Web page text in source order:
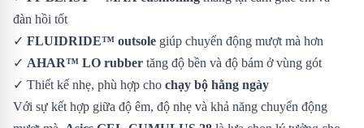
đàn hồi tốt
✓ FLUIDRIDE™ outsole giúp chuyển động mượt mà hơn
✓ AHAR™ LO rubber tăng độ bền và độ bám ở vùng gót
✓ Thiết kế nhẹ, phù hợp cho chạy bộ hằng ngày
Với sự kết hợp giữa độ êm, độ nhẹ và khả năng chuyển động